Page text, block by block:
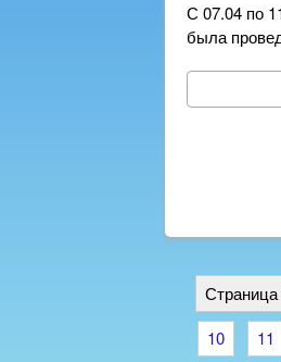
С 07.04 по
была
Страница
10
11